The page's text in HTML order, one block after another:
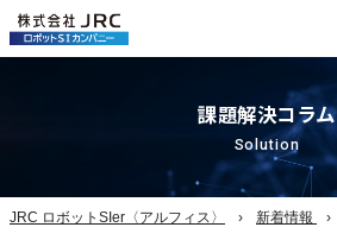
課題解決コラム
Solution
JRC ロボットSIer〈アルフィス〉 新着情報